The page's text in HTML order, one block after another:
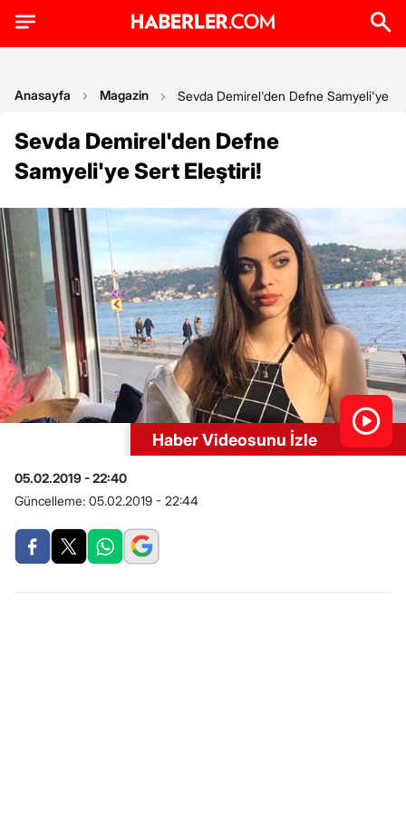
Anasayfa Magazin Sevda Demirel'den Defne Samyeli'ye
Sevda Demirel'den Defne
Samyeli'ye Sert Eleştiri!
Haber Videosunu İzle
05.02.2019 - 22:40
Güncelleme: 05.02.2019 - 22:44